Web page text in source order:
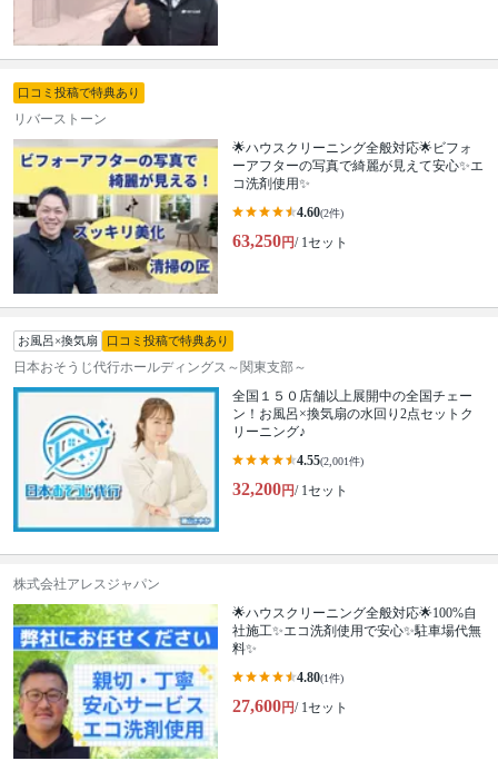
口コミ投稿で特典あり
リバーストーン
🌟ハウスクリーニング全般対応🌟ビフォ
ーアフターの写真で綺麗が見えて安心✨エ
コ洗剤使用✨
4.60(2件)
63,250円/ 1セット
お風呂×換気扇 口コミ投稿で特典あり
日本おそうじ代行ホールディングス～関東支部～
全国１５０店舗以上展開中の全国チェー
ン！お風呂×換気扇の水回り2点セットク
リーニング♪
4.55(2,001件)
32,200円/ 1セット
株式会社アレスジャパン
🌟ハウスクリーニング全般対応🌟100%自
社施工✨エコ洗剤使用で安心✨駐車場代無
料✨
4.80(1件)
27,600円/ 1セット